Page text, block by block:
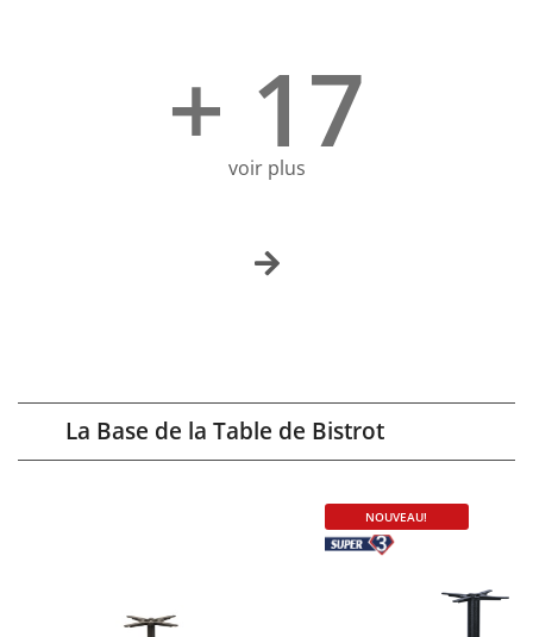
+ 17
voir plus
La Base de la Table de Bistrot
NOUVEAU!